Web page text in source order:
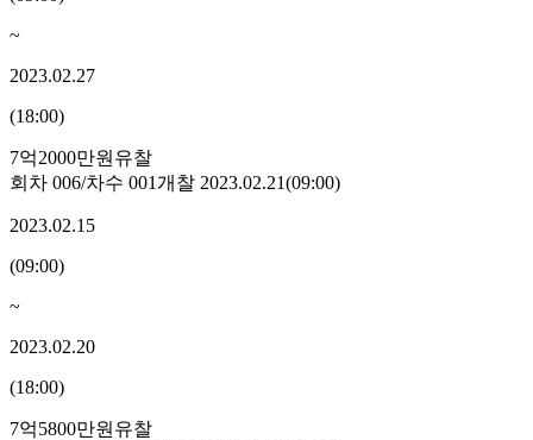
~
2023.02.27
(18:00)
7억2000만원 유찰
회차 006/차수 001개찰 2023.02.21(09:00)
2023.02.15
(09:00)
~
2023.02.20
(18:00)
7억5800만원 유찰